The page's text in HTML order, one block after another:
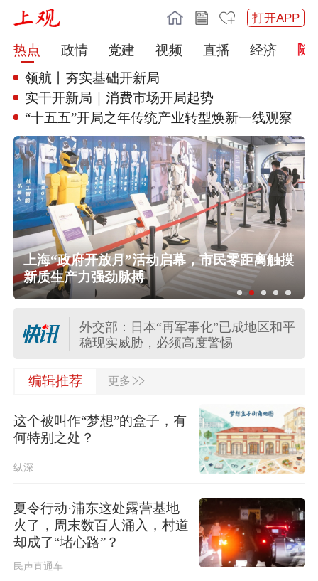
打开APP
热点 政情 党建 视频 直播
经济
领航丨夯实基础开新局
实干开新局｜消费市场开局起势
“十五五”开局之年传统产业转型焕新一线观察
上海“政府开放月”活动启幕，市民零距离触摸
新质生产力强劲脉搏
台风“白海豚”影响我国已成定局 即将
进入48小时台风警戒线
国防部：中国军队坚决反制任何闹海
挑衅图谋
外交部：日本“再军事化”已成地区和平
稳现实威胁，必须高度警惕
外交部：日方应正视国际社会关切，
“白海豚”登陆地点更新！中央气象台升
级台风预警
台风“白海豚”影响我国已成定局 即将
进入48小时台风警戒线
编辑推荐 更多 >>
这个被叫作“梦想”的盒子，有
何特别之处？
纵深
夏令行动·浦东这处露营基地
火了，周末数百人涌入，村道
却成了“堵心路”？
民声直通车